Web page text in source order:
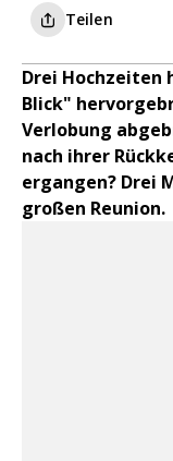
Teilen
Drei Hochzeiten
Blick"
Verlobung
nach ihrer
ergangen? Drei
großen Reunion.